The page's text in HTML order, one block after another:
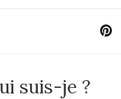
suis-je ?